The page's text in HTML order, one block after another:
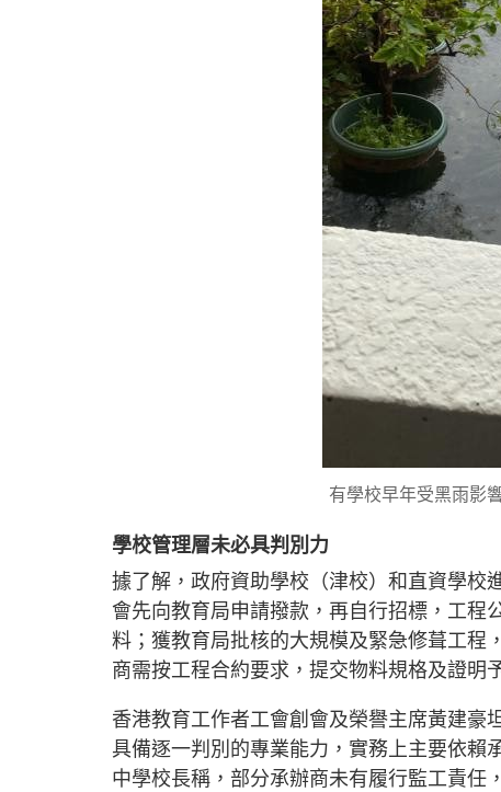
有學校早年受黑雨影
學校管理層未必具判別力
據了解，政府資助學校（津校）和直資學校
會先向教育局申請撥款，再自行招標，工程
料；獲教育局批核的大規模及緊急修葺工程
商需按工程合約要求，提交物料規格及證明
香港教育工作者工會創會及榮譽主席黃建豪
具備逐一判別的專業能力，實務上主要依賴
中學校長稱，部分承辦商未有履行監工責任